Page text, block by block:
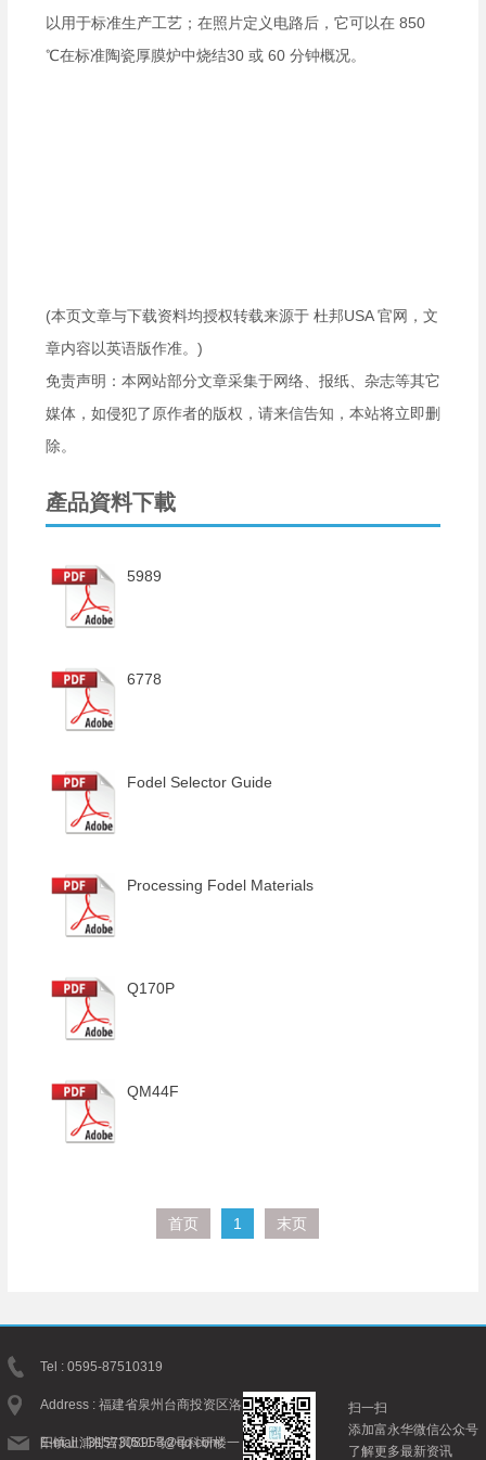
以用于标准生产工艺；在照片定义电路后，它可以在 850
℃在标准陶瓷厚膜炉中烧结30 或 60 分钟概况。
(本页文章与下载资料均授权转载来源于 杜邦USA 官网，文
章内容以英语版作准。)
免责声明：本网站部分文章采集于网络、报纸、杂志等其它
媒体，如侵犯了原作者的版权，请来信告知，本站将立即删
除。
產品資料下載
5989
6778
Fodel Selector Guide
Processing Fodel Materials
Q170P
QM44F
首页 1 末页
Tel : 0595-87510319
Address : 福建省泉州台商投资区洛
阳镇上浦村吉贝511号2号科研楼一
E-mail : 3157308953@qq.com
扫一扫
添加富永华微信公众号
了解更多最新资讯